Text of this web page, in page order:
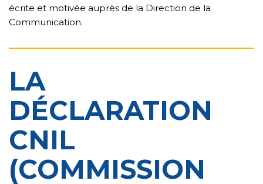
écrite et motivée auprès de la Direction de la
Communication.
LA
DÉCLARATION
CNIL
(COMMISSION